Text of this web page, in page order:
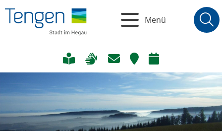
Menü